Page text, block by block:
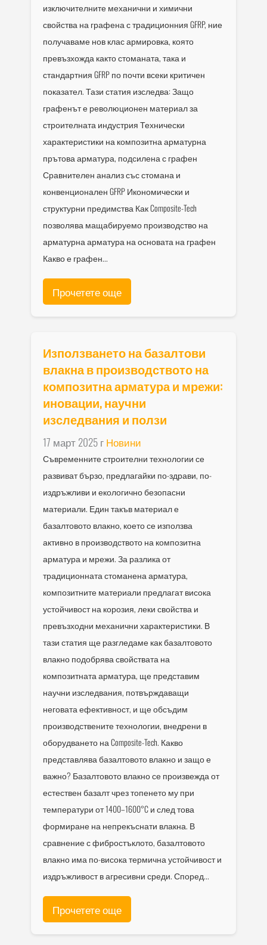
изключителните механични и химични
свойства на графена с традиционния GFRP, ние
получаваме нов клас армировка, която
превъзхожда както стоманата, така и
стандартния GFRP по почти всеки критичен
показател. Тази статия изследва: Защо
графенът е революционен материал за
строителната индустрия Технически
характеристики на композитна арматурна
прътова арматура, подсилена с графен
Сравнителен анализ със стомана и
конвенционален GFRP Икономически и
структурни предимства Как Composite-Tech
позволява мащабируемо производство на
арматурна арматура на основата на графен
Какво е графен...
Прочетете още
Използването на базалтови
влакна в производството на
композитна арматура и мрежи:
иновации, научни
изследвания и ползи
17 март 2025 гНовини
Съвременните строителни технологии се
развиват бързо, предлагайки по-здрави, по-
издръжливи и екологично безопасни
материали. Един такъв материал е
базалтовото влакно, което се използва
активно в производството на композитна
арматура и мрежи. За разлика от
традиционната стоманена арматура,
композитните материали предлагат висока
устойчивост на корозия, леки свойства и
превъзходни механични характеристики. В
тази статия ще разгледаме как базалтовото
влакно подобрява свойствата на
композитната арматура, ще представим
научни изследвания, потвърждаващи
неговата ефективност, и ще обсъдим
производствените технологии, внедрени в
оборудването на Composite-Tech. Какво
представлява базалтовото влакно и защо е
важно? Базалтовото влакно се произвежда от
естествен базалт чрез топенето му при
температури от 1400–1600°C и след това
формиране на непрекъснати влакна. В
сравнение с фибростъклото, базалтовото
влакно има по-висока термична устойчивост и
издръжливост в агресивни среди. Според...
Прочетете още